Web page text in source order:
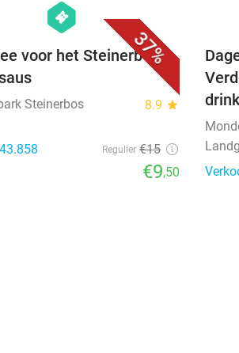
37%
hexagon
events
voor het Steinerbos +
Steinerbos 8.9 star
Regulier €15
€9,50